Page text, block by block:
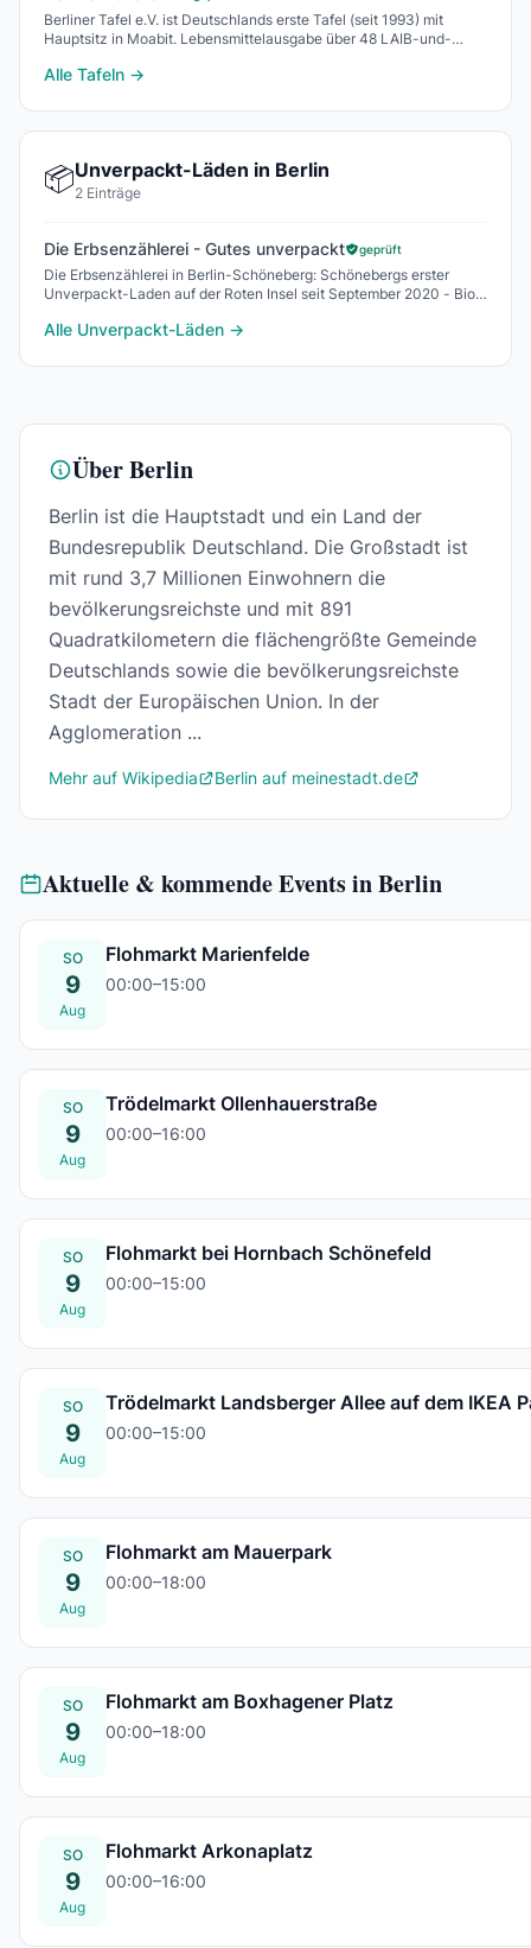
Berliner Tafel e.V. ist Deutschlands erste Tafel (seit 1993) mit
Hauptsitz in Moabit. Lebensmittelausgabe über 48 LAIB-und-
Alle Tafeln →
📦Unverpackt-Läden in Berlin
2 Einträge
Die Erbsenzählerei - Gutes unverpackt geprüft
Die Erbsenzählerei in Berlin-Schöneberg: Schönebergs erster
Unverpackt-Laden auf der Roten Insel seit September 2020 - Bio
Alle Unverpackt-Läden →
Über Berlin
Berlin ist die Hauptstadt und ein Land der
Bundesrepublik Deutschland. Die Großstadt ist
mit rund 3,7 Millionen Einwohnern die
bevölkerungsreichste und mit 891
Quadratkilometern die flächengrößte Gemeinde
Deutschlands sowie die bevölkerungsreichste
Stadt der Europäischen Union. In der
Agglomeration ...
Mehr auf Wikipedia Berlin auf meinestadt.de
Aktuelle & kommende Events in Berlin
SO
9
Aug
Flohmarkt Marienfelde
00:00–15:00
SO
9
Aug
Trödelmarkt Ollenhauerstraße
00:00–16:00
SO
9
Aug
Flohmarkt bei Hornbach Schönefeld
00:00–15:00
SO
9
Aug
Trödelmarkt Landsberger Allee auf dem IKEA
00:00–15:00
SO
9
Aug
Flohmarkt am Mauerpark
00:00–18:00
SO
9
Aug
Flohmarkt am Boxhagener Platz
00:00–18:00
SO
9
Aug
Flohmarkt Arkonaplatz
00:00–16:00